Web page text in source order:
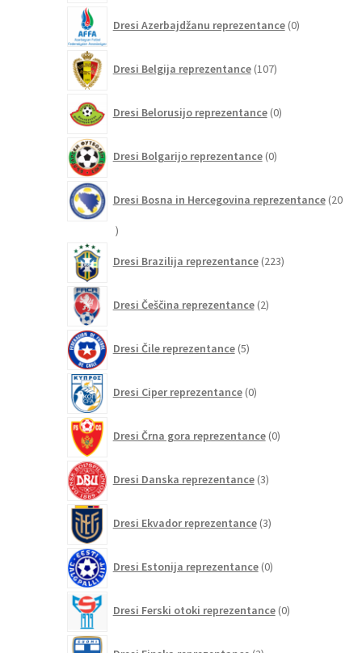
Dresi Azerbajdžanu reprezentance 0izdelkov
Dresi Belgija reprezentance 107izdelkov
Dresi Belorusijo reprezentance 0izdelkov
Dresi Bolgarijo reprezentance 0izdelkov
Dresi Bosna in Hercegovina reprezentance 20
20
Dresi Brazilija reprezentance 223izdelkov
Dresi Češčina reprezentance 2izdelka
Dresi Čile reprezentance 5izdelkov
Dresi Ciper reprezentance 0izdelkov
Dresi Črna gora reprezentance 0izdelkov
Dresi Danska reprezentance 3izdelki
Dresi Ekvador reprezentance 3izdelki
Dresi Estonija reprezentance 0izdelkov
Dresi Ferski otoki reprezentance 0izdelkov